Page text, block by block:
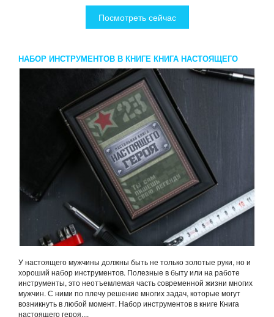
Посмотреть сейчас
НАБОР ИНСТРУМЕНТОВ В КНИГЕ КНИГА НАСТОЯЩЕГО
ГЕРОЯ 15 ПРЕДМЕТОВ
У настоящего мужчины должны быть не только золотые руки, но и
хороший набор инструментов. Полезные в быту или на работе
инструменты, это неотъемлемая часть современной жизни многих
мужчин. С ними по плечу решение многих задач, которые могут
возникнуть в любой момент. Набор инструментов в книге Книга
настоящего героя,...